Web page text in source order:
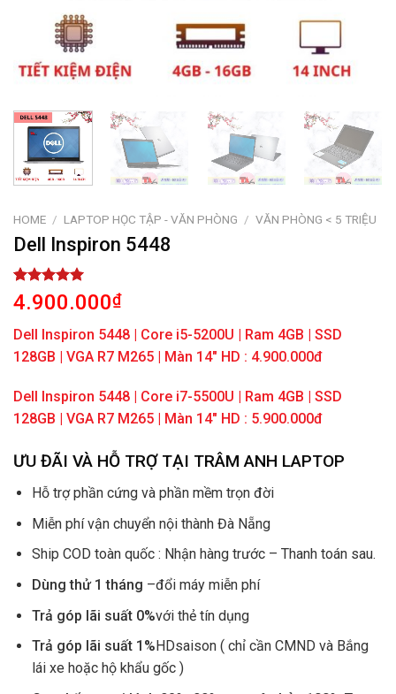
HOME / LAPTOP HỌC TẬP - VĂN PHÒNG / VĂN PHÒNG < 5 TRIỆU
Dell Inspiron 5448
Rated5.00
out of 5
1
customer
rating
4.900.000₫
Dell Inspiron 5448 | Core i5-5200U | Ram 4GB | SSD
128GB | VGA R7 M265 | Màn 14″ HD : 4.900.000đ
Dell Inspiron 5448 | Core i7-5500U | Ram 4GB | SSD
128GB | VGA R7 M265 | Màn 14″ HD : 5.900.000đ
ƯU ĐÃI VÀ HỖ TRỢ TẠI TRÂM ANH LAPTOP
Hỗ trợ phần cứng và phần mềm trọn đời
Miễn phí vận chuyển nội thành Đà Nẵng
Ship COD toàn quốc : Nhận hàng trước – Thanh toán sau.
Dùng thử 1 tháng –đổi máy miễn phí
Trả góp lãi suất 0%với thẻ tín dụng
Trả góp lãi suất 1% HDsaison ( chỉ cần CMND và Bắng
lái xe hoặc hộ khẩu gốc )